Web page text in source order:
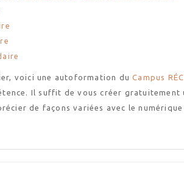
voici une autoformation duCampus
Il suffit de vous créer gratuitement
de façons variées avec le